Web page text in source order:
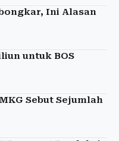
Ini Alasan
untuk BOS
Sebut Sejumlah